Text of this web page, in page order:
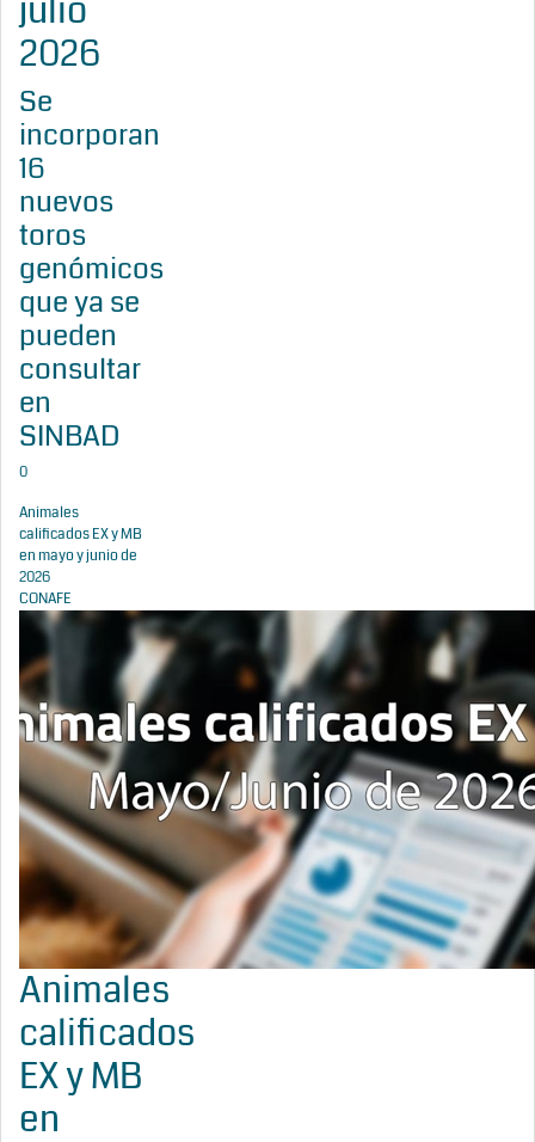
julio
2026
Se
incorporan
16
nuevos
toros
genómicos
que ya se
pueden
consultar
en
SINBAD
0
Animales
calificados EX y MB
en mayo y junio de
2026
CONAFE
Animales
calificados
EX y MB
en